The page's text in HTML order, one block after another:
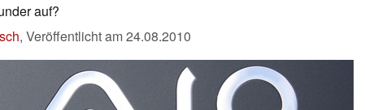
auf?
, Veröffentlicht am24.08.2010